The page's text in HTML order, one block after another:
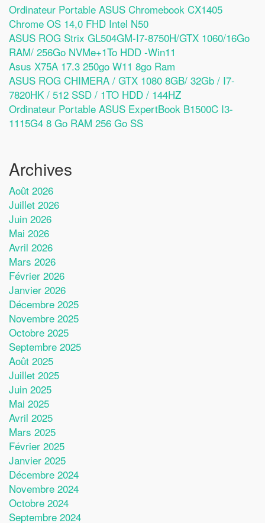
Ordinateur Portable ASUS Chromebook CX1405
Chrome OS 14,0 FHD Intel N50
ASUS ROG Strix GL504GM-I7-8750H/GTX 1060/16Go
RAM/ 256Go NVMe+1To HDD -Win11
Asus X75A 17.3 250go W11 8go Ram
ASUS ROG CHIMERA / GTX 1080 8GB/ 32Gb / I7-
7820HK / 512 SSD / 1TO HDD / 144HZ
Ordinateur Portable ASUS ExpertBook B1500C I3-
1115G4 8 Go RAM 256 Go SS
Archives
Août 2026
Juillet 2026
Juin 2026
Mai 2026
Avril 2026
Mars 2026
Février 2026
Janvier 2026
Décembre 2025
Novembre 2025
Octobre 2025
Septembre 2025
Août 2025
Juillet 2025
Juin 2025
Mai 2025
Avril 2025
Mars 2025
Février 2025
Janvier 2025
Décembre 2024
Novembre 2024
Octobre 2024
Septembre 2024